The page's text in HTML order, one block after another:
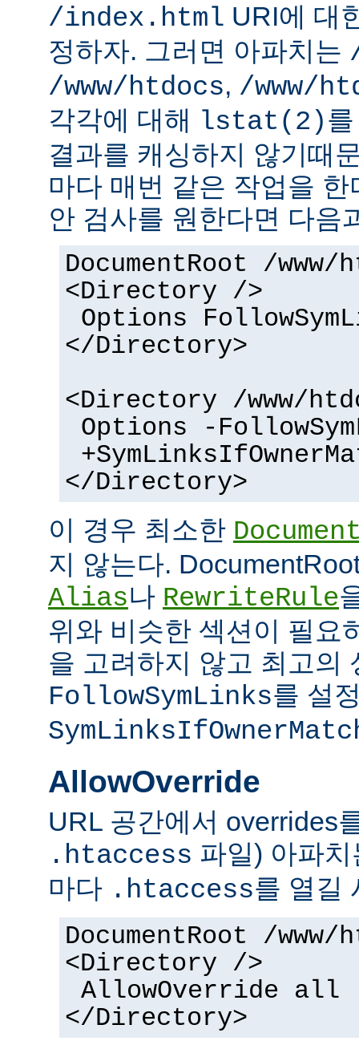
/index.html URI에 대
정하자. 그러면 아파치는
/www/htdocs, /www/
각각에 대해
lstat(2)
결과를 캐싱하지 않기때
마다 매번 같은 작업을
안 검사를 원한다면 다음
DocumentRoot /www/
<Directory />
Options
</Directory>
<Directory /www/
Options -
</Directory>
이 경우 최소한
지 않는다.
Alias나 RewriteRule
위와 비슷한 섹션이 필요
을 고려하지 않고 최고의
FollowSymLinks를 설
AllowOverride
URL 공간에서 overrides
.htaccess 파일) 아파
마다 .htaccess를 열길
DocumentRoot /www/
<Directory />
AllowOverride all
</Directory>